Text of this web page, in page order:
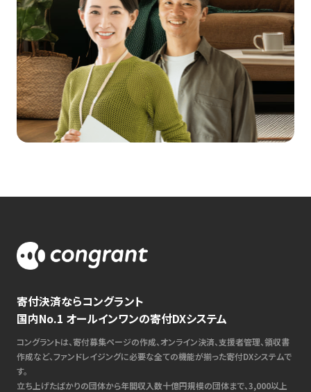
寄付決済ならコングラント
国内No.1 オールインワンの寄付DXシステム
コングラントは、寄付募集ページの作成、オンライン決済、支援者管理、領収書
作成など、ファンドレイジングに必要な全ての機能が揃った寄付DXシステムで
す。
立ち上げたばかりの団体から年間収入数十億円規模の団体まで、3,000以上